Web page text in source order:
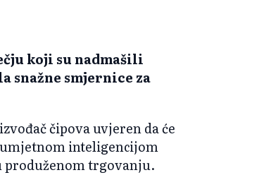
koji su nadmašili
snažne smjernice za
čipova uvjeren da će
inteligencijom
produženom trgovanju.